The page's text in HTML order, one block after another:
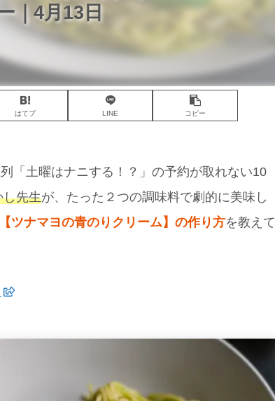
｜4月13日
はてブ LINE コピー
「土曜はナニする！？」の予約が取れない10
し先生が、たった２つの調味料で劇的に美味し
ツナマヨの青のりクリーム】の作り方を教えて